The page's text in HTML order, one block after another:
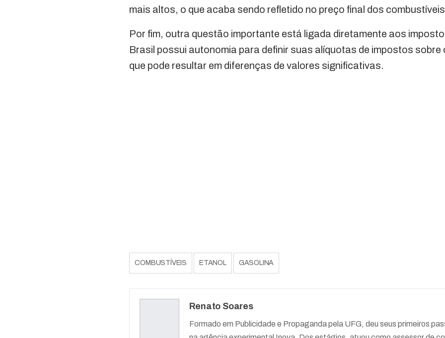
mais altos, o que acaba sendo refletido no preço final dos
Por fim, outra questão importante está ligada diretamente aos
Brasil possui autonomia para definir suas alíquotas de impostos
que pode resultar em diferenças de valores significativas.
COMBUSTÍVEIS ETANOL GASOLINA
Renato Soares
Formado em Publicidade e Propaganda pela UFG, deu seus primeiros